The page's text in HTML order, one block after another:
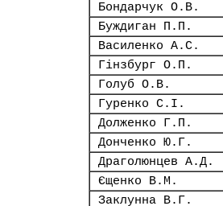
Бондарчук О.В.
Буждиган П.П.
Василенко А.С.
Гінзбург О.П.
Голуб О.В.
Гуренко С.І.
Долженко Г.П.
Донченко Ю.Г.
Драголюнцев А.Д.
Єщенко В.М.
Заклунна В.Г.